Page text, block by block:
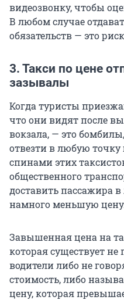
видеозвонку, чтобы
В любом случае
обязательств — это
3. Такси по цене
зазывалы
Когда туристы
что они видят после
вокзала, — это
отвезти в любую точку
спинами этих
общественного
доставить пассажира
намного меньшую
Завышенная цена на
которая существует
водители либо не
стоимость, либо
цену, которая